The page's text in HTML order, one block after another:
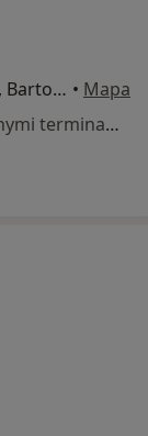
Kardynała Stefana Wyszyńskiego 11, Bartoszyce • Mapa
Brak dostępnych specjalistów z wolnymi terminami w tym centrum medycznym.